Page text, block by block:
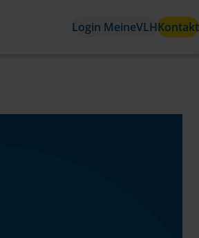
Login MeineVLHKontakt